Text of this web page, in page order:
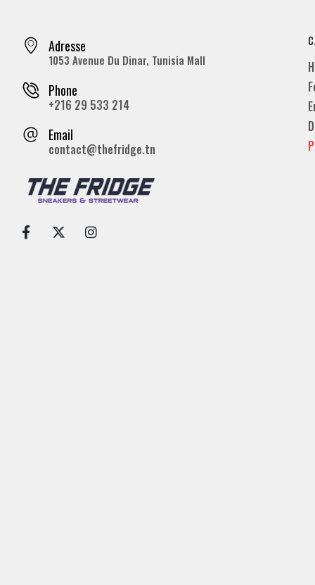
Adresse
1053 Avenue Du Dinar, Tunisia Mall
Phone
+216 29 533 214
Email
contact@thefridge.tn